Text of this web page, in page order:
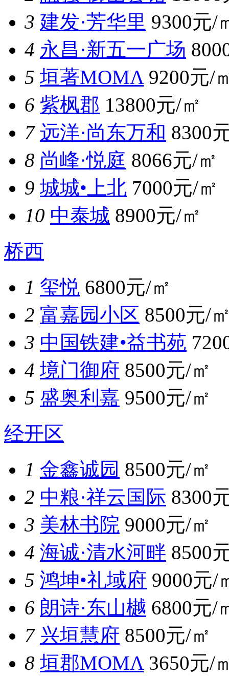
3 建发·芳华里 9300元/
4 永昌·新五一广场
5 垣著MOMΛ 9200元/
6 紫枫郡 13800元/㎡
7 远洋·尚东万和 8300
8 尚峰·悦庭 8066元/㎡
9 城城•上北 7000元/㎡
10 中泰城 8900元/㎡
桥西
1 玺悦 6800元/㎡
2 富嘉园小区 8500元/
3 中国铁建•益书苑
4 境门御府 8500元/㎡
5 盛奥利嘉 9500元/㎡
经开区
1 金鑫诚园 8500元/㎡
2 中粮·祥云国际 8300
3 美林书院 9000元/㎡
4 海诚·清水河畔 8500
5 鸿坤•礼域府 9000元/
6 朗诗·东山樾 6800元/
7 兴垣慧府 8500元/㎡
8 垣郡MOMΛ 3650元/